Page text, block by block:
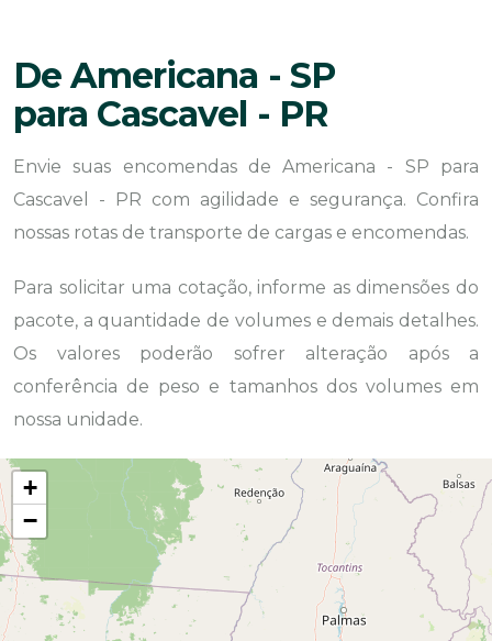
De Americana - SP
para Cascavel - PR
Envie suas encomendas de Americana - SP para
Cascavel - PR com agilidade e segurança. Confira
nossas rotas de transporte de cargas e encomendas.
Para solicitar uma cotação, informe as dimensões do
pacote, a quantidade de volumes e demais detalhes.
Os valores poderão sofrer alteração após a
conferência de peso e tamanhos dos volumes em
nossa unidade.
+
−